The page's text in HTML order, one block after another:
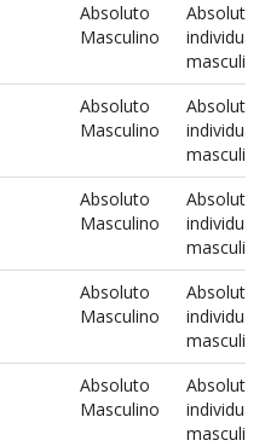
Absoluto
Masculino
Absoluto
individual
masculino
Absoluto
Masculino
Absoluto
individual
masculino
Absoluto
Masculino
Absoluto
individual
masculino
Absoluto
Masculino
Absoluto
individual
masculino
Absoluto
Masculino
Absoluto
individual
masculino